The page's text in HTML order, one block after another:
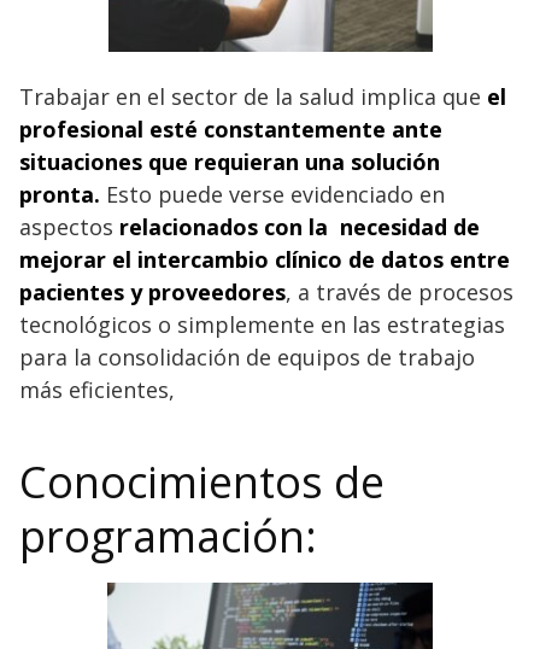
Trabajar en el sector de la salud implica que el
profesional esté constantemente ante
situaciones que requieran una solución
pronta. Esto puede verse evidenciado en
aspectos relacionados con la necesidad de
mejorar el intercambio clínico de datos entre
pacientes y proveedores, a través de procesos
tecnológicos o simplemente en las estrategias
para la consolidación de equipos de trabajo
más eficientes,
Conocimientos de
programación: